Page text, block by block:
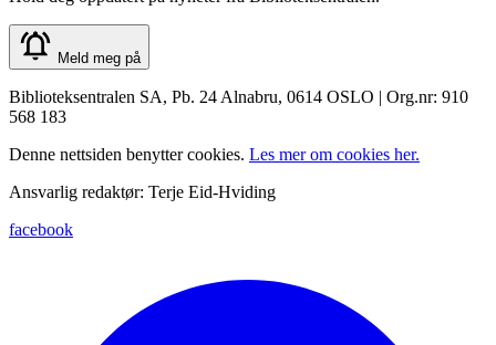
Meld meg på
Biblioteksentralen SA, Pb. 24 Alnabru, 0614 OSLO | Org.nr: 910
568 183
Denne nettsiden benytter cookies. Les mer om cookies her.
Ansvarlig redaktør: Terje Eid-Hviding
facebook